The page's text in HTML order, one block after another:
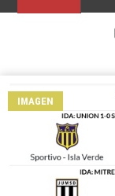
IMAGEN